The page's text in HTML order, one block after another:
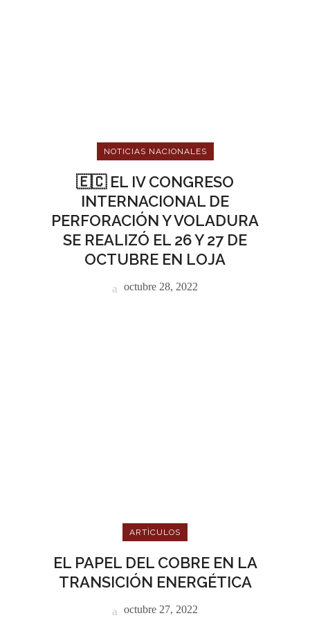
NOTICIAS NACIONALES
🇪🇨 EL IV CONGRESO
INTERNACIONAL DE
PERFORACIÓN Y VOLADURA
SE REALIZÓ EL 26 Y 27 DE
OCTUBRE EN LOJA
octubre 28, 2022
ARTÌCULOS
EL PAPEL DEL COBRE EN LA
TRANSICIÓN ENERGÉTICA
octubre 27, 2022